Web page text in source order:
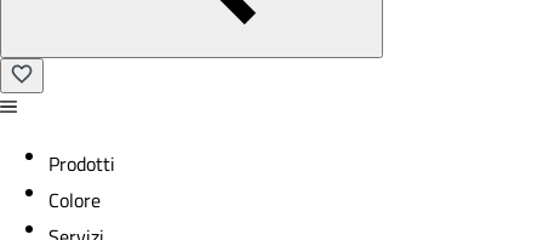
Prodotti
Colore